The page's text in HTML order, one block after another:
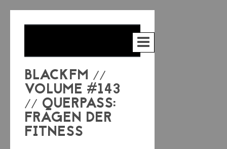
BLACKFM //
VOLUME #143
// QUERPASS:
FRAGEN DER
FITNESS